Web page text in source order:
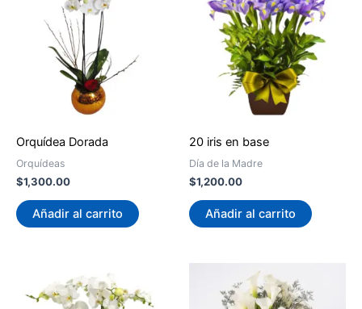
Orquídea Dorada
Orquídeas
$1,300.00
Añadir al carrito
20 iris en base
Día de la Madre
$1,200.00
Añadir al carrito